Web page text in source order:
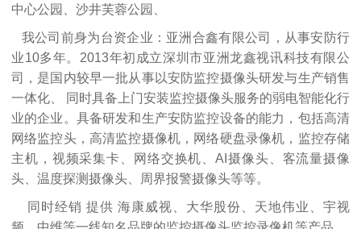
中心公园、沙井芙蓉公园、
我公司前身为台资企业：亚洲合鑫有限公司，从事安防行
业10多年。2013年初成立深圳市亚洲龙鑫视讯科技有限公
司，是国内较早一批从事以安防监控摄像头研发与生产销售
一体化、 同时具备上门安装监控摄像头服务的弱电智能化行
业的企业。具备研发和生产安防监控设备的能力，包括高清
网络监控头，高清监控摄像机，网络硬盘录像机，监控存储
主机，视频采集卡、网络交换机、AI摄像头、客流量摄像
头、温度探测摄像头、周界报警摄像头等等。
同时经销 提供 海康威视、大华股份、天地伟业、宇视